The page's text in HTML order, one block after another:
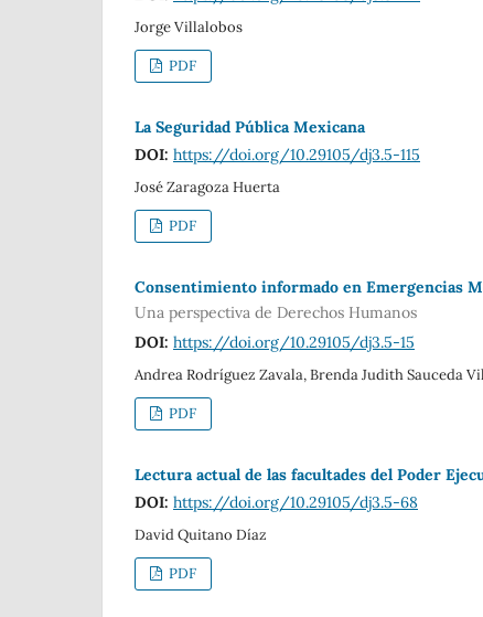
Jorge Villalobos
PDF
La Seguridad Pública Mexicana
DOI: https://doi.org/10.29105/dj3.5-115
José Zaragoza Huerta
PDF
Consentimiento informado en Emergencias
Una perspectiva de Derechos Humanos
DOI: https://doi.org/10.29105/dj3.5-15
Andrea Rodríguez Zavala, Brenda Judith Sauceda
PDF
Lectura actual de las facultades del Poder
DOI: https://doi.org/10.29105/dj3.5-68
David Quitano Díaz
PDF